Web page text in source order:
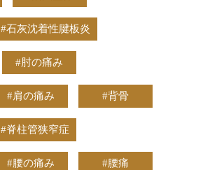
#石灰沈着性腱板炎
#肘の痛み
#肩の痛み #背骨
#脊柱管狭窄症
#腰の痛み #腰痛